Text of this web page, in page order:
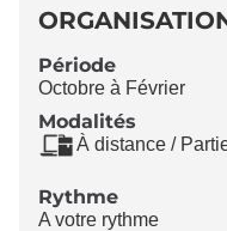
Période
Octobre à Février
Modalités
À distance /
Rythme
A votre rythme